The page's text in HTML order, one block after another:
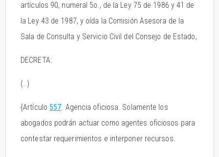
artículos 90, numeral 5o., de la Ley 75 de 1986 y 41 de
la Ley 43 de 1987, y oída la Comisión Asesora de la
Sala de Consulta y Servicio Civil del Consejo de Estado,
DECRETA:
(..)
{Artículo 557. Agencia oficiosa. Solamente los
abogados podrán actuar como agentes oficiosos para
contestar requerimientos e interponer recursos.